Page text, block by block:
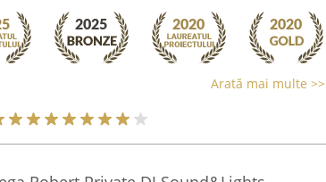
Arată mai multe >>